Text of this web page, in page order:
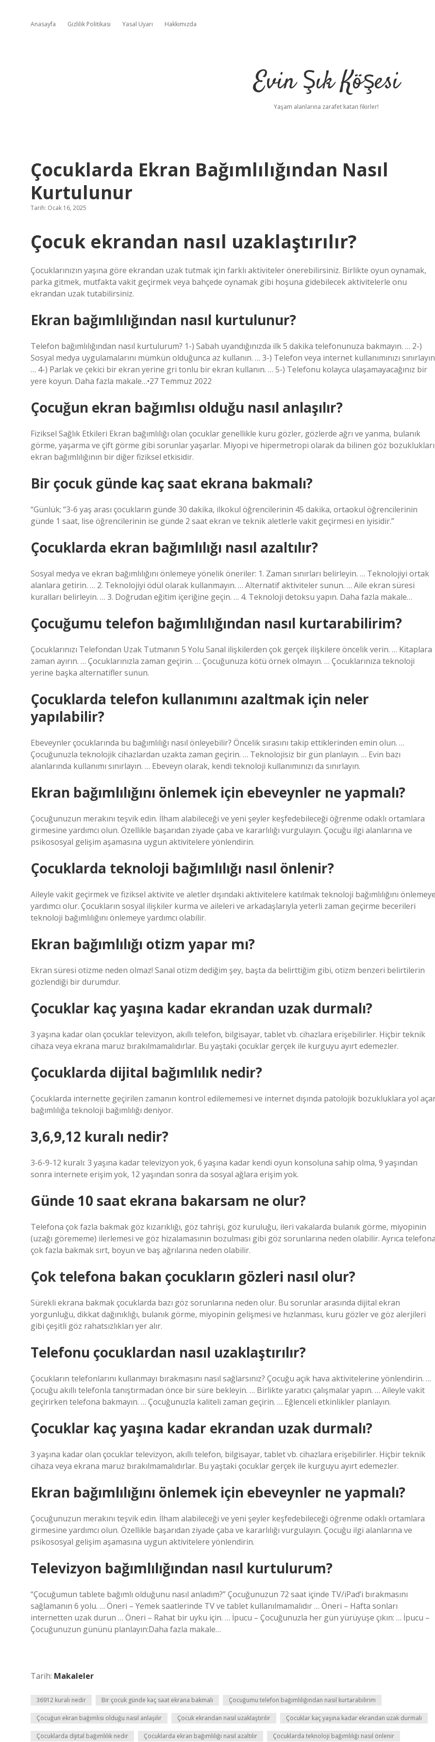
Anasayfa Gizlilik Politikası Yasal Uyarı Hakkımızda
Evin Şık Köşesi
Yaşam alanlarına zarafet katan fikirler!
Çocuklarda Ekran Bağımlılığından Nasıl
Kurtulunur
Tarih: Ocak 16, 2025
Çocuk ekrandan nasıl uzaklaştırılır?
Çocuklarınızın yaşına göre ekrandan uzak tutmak için farklı aktiviteler önerebilirsiniz. Birlikte oyun oynamak,
parka gitmek, mutfakta vakit geçirmek veya bahçede oynamak gibi hoşuna gidebilecek aktivitelerle onu
ekrandan uzak tutabilirsiniz.
Ekran bağımlılığından nasıl kurtulunur?
Telefon bağımlılığından nasıl kurtulurum? 1-) Sabah uyandığınızda ilk 5 dakika telefonunuza bakmayın. … 2-)
Sosyal medya uygulamalarını mümkün olduğunca az kullanın. … 3-) Telefon veya internet kullanımınızı
… 4-) Parlak ve çekici bir ekran yerine gri tonlu bir ekran kullanın. … 5-) Telefonu kolayca ulaşamayacağınız bir
yere koyun. Daha fazla makale…•27 Temmuz 2022
Çocuğun ekran bağımlısı olduğu nasıl anlaşılır?
Fiziksel Sağlık Etkileri Ekran bağımlılığı olan çocuklar genellikle kuru gözler, gözlerde ağrı ve yanma, bulanık
görme, yaşarma ve çift görme gibi sorunlar yaşarlar. Miyopi ve hipermetropi olarak da bilinen göz
ekran bağımlılığının bir diğer fiziksel etkisidir.
Bir çocuk günde kaç saat ekrana bakmalı?
“Günlük; “3-6 yaş arası çocukların günde 30 dakika, ilkokul öğrencilerinin 45 dakika, ortaokul öğrencilerinin
günde 1 saat, lise öğrencilerinin ise günde 2 saat ekran ve teknik aletlerle vakit geçirmesi en iyisidir.”
Çocuklarda ekran bağımlılığı nasıl azaltılır?
Sosyal medya ve ekran bağımlılığını önlemeye yönelik öneriler: 1. Zaman sınırları belirleyin. … Teknolojiyi ortak
alanlara getirin. … 2. Teknolojiyi ödül olarak kullanmayın. … Alternatif aktiviteler sunun. … Aile ekran süresi
kuralları belirleyin. … 3. Doğrudan eğitim içeriğine geçin. … 4. Teknoloji detoksu yapın. Daha fazla makale…
Çocuğumu telefon bağımlılığından nasıl kurtarabilirim?
Çocuklarınızı Telefondan Uzak Tutmanın 5 Yolu Sanal ilişkilerden çok gerçek ilişkilere öncelik verin. … Kitaplara
zaman ayırın. … Çocuklarınızla zaman geçirin. … Çocuğunuza kötü örnek olmayın. … Çocuklarınıza teknoloji
yerine başka alternatifler sunun.
Çocuklarda telefon kullanımını azaltmak için neler
yapılabilir?
Ebeveynler çocuklarında bu bağımlılığı nasıl önleyebilir? Öncelik sırasını takip ettiklerinden emin olun. …
Çocuğunuzla teknolojik cihazlardan uzakta zaman geçirin. … Teknolojisiz bir gün planlayın. … Evin bazı
alanlarında kullanımı sınırlayın. … Ebeveyn olarak, kendi teknoloji kullanımınızı da sınırlayın.
Ekran bağımlılığını önlemek için ebeveynler ne yapmalı?
Çocuğunuzun merakını teşvik edin. İlham alabileceği ve yeni şeyler keşfedebileceği öğrenme odaklı ortamlara
girmesine yardımcı olun. Özellikle başarıdan ziyade çaba ve kararlılığı vurgulayın. Çocuğu ilgi alanlarına ve
psikososyal gelişim aşamasına uygun aktivitelere yönlendirin.
Çocuklarda teknoloji bağımlılığı nasıl önlenir?
Aileyle vakit geçirmek ve fiziksel aktivite ve aletler dışındaki aktivitelere katılmak teknoloji bağımlılığını
yardımcı olur. Çocukların sosyal ilişkiler kurma ve aileleri ve arkadaşlarıyla yeterli zaman geçirme becerileri
teknoloji bağımlılığını önlemeye yardımcı olabilir.
Ekran bağımlılığı otizm yapar mı?
Ekran süresi otizme neden olmaz! Sanal otizm dediğim şey, başta da belirttiğim gibi, otizm benzeri belirtilerin
gözlendiği bir durumdur.
Çocuklar kaç yaşına kadar ekrandan uzak durmalı?
3 yaşına kadar olan çocuklar televizyon, akıllı telefon, bilgisayar, tablet vb. cihazlara erişebilirler. Hiçbir teknik
cihaza veya ekrana maruz bırakılmamalıdırlar. Bu yaştaki çocuklar gerçek ile kurguyu ayırt edemezler.
Çocuklarda dijital bağımlılık nedir?
Çocuklarda internette geçirilen zamanın kontrol edilememesi ve internet dışında patolojik bozukluklara yol
bağımlılığa teknoloji bağımlılığı deniyor.
3,6,9,12 kuralı nedir?
3-6-9-12 kuralı: 3 yaşına kadar televizyon yok, 6 yaşına kadar kendi oyun konsoluna sahip olma, 9 yaşından
sonra internete erişim yok, 12 yaşından sonra da sosyal ağlara erişim yok.
Günde 10 saat ekrana bakarsam ne olur?
Telefona çok fazla bakmak göz kızarıklığı, göz tahrişi, göz kuruluğu, ileri vakalarda bulanık görme, miyopinin
(uzağı görememe) ilerlemesi ve göz hizalamasının bozulması gibi göz sorunlarına neden olabilir. Ayrıca
çok fazla bakmak sırt, boyun ve baş ağrılarına neden olabilir.
Çok telefona bakan çocukların gözleri nasıl olur?
Sürekli ekrana bakmak çocuklarda bazı göz sorunlarına neden olur. Bu sorunlar arasında dijital ekran
yorgunluğu, dikkat dağınıklığı, bulanık görme, miyopinin gelişmesi ve hızlanması, kuru gözler ve göz alerjileri
gibi çeşitli göz rahatsızlıkları yer alır.
Telefonu çocuklardan nasıl uzaklaştırılır?
Çocukların telefonlarını kullanmayı bırakmasını nasıl sağlarsınız? Çocuğu açık hava aktivitelerine yönlendirin. …
Çocuğu akıllı telefonla tanıştırmadan önce bir süre bekleyin. … Birlikte yaratıcı çalışmalar yapın. … Aileyle vakit
geçirirken telefona bakmayın. … Çocuğunuzla kaliteli zaman geçirin. … Eğlenceli etkinlikler planlayın.
Çocuklar kaç yaşına kadar ekrandan uzak durmalı?
3 yaşına kadar olan çocuklar televizyon, akıllı telefon, bilgisayar, tablet vb. cihazlara erişebilirler. Hiçbir teknik
cihaza veya ekrana maruz bırakılmamalıdırlar. Bu yaştaki çocuklar gerçek ile kurguyu ayırt edemezler.
Ekran bağımlılığını önlemek için ebeveynler ne yapmalı?
Çocuğunuzun merakını teşvik edin. İlham alabileceği ve yeni şeyler keşfedebileceği öğrenme odaklı ortamlara
girmesine yardımcı olun. Özellikle başarıdan ziyade çaba ve kararlılığı vurgulayın. Çocuğu ilgi alanlarına ve
psikososyal gelişim aşamasına uygun aktivitelere yönlendirin.
Televizyon bağımlılığından nasıl kurtulurum?
“Çocuğumun tablete bağımlı olduğunu nasıl anladım?” Çocuğunuzun 72 saat içinde TV/iPad’i bırakmasını
sağlamanın 6 yolu. … Öneri – Yemek saatlerinde TV ve tablet kullanılmamalıdır … Öneri – Hafta sonları
internetten uzak durun … Öneri – Rahat bir uyku için. … İpucu – Çocuğunuzla her gün yürüyüşe çıkın: … İpucu –
Çocuğunuzun gününü planlayın:Daha fazla makale…
Tarih: Makaleler
36912 kuralı nedir Bir çocuk günde kaç saat ekrana bakmalı Çocuğumu telefon bağımlılığından nasıl kurtarabilirim
Çocuğun ekran bağımlısı olduğu nasıl anlaşılır Çocuk ekrandan nasıl uzaklaştırılır Çocuklar kaç yaşına kadar ekrandan uzak durmalı
Çocuklarda dijital bağımlılık nedir Çocuklarda ekran bağımlılığı nasıl azaltılır Çocuklarda teknoloji bağımlılığı nasıl önlenir